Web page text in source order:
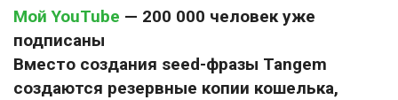
Мой YouTube — 200 000 человек уже
подписаны
Вместо создания seed-фразы Tangem
создаются резервные копии кошелька,